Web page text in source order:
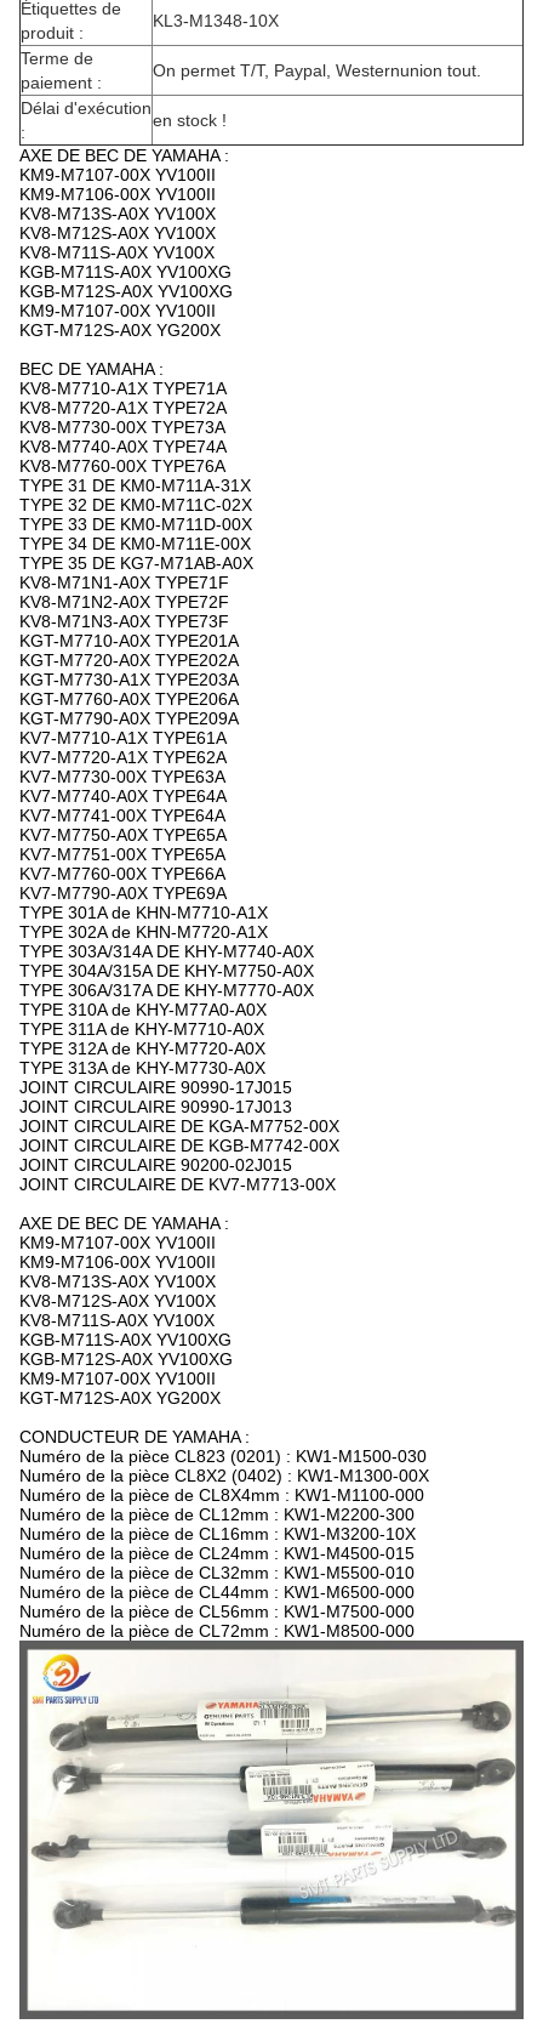
Étiquettes de
produit :
KL3-M1348-10X
Terme de
paiement :
On permet T/T, Paypal, Westernunion tout.
Délai d'exécution
:
en stock !
AXE DE BEC DE YAMAHA :
KM9-M7107-00X YV100II
KM9-M7106-00X YV100II
KV8-M713S-A0X YV100X
KV8-M712S-A0X YV100X
KV8-M711S-A0X YV100X
KGB-M711S-A0X YV100XG
KGB-M712S-A0X YV100XG
KM9-M7107-00X YV100II
KGT-M712S-A0X YG200X
BEC DE YAMAHA :
KV8-M7710-A1X TYPE71A
KV8-M7720-A1X TYPE72A
KV8-M7730-00X TYPE73A
KV8-M7740-A0X TYPE74A
KV8-M7760-00X TYPE76A
TYPE 31 DE KM0-M711A-31X
TYPE 32 DE KM0-M711C-02X
TYPE 33 DE KM0-M711D-00X
TYPE 34 DE KM0-M711E-00X
TYPE 35 DE KG7-M71AB-A0X
KV8-M71N1-A0X TYPE71F
KV8-M71N2-A0X TYPE72F
KV8-M71N3-A0X TYPE73F
KGT-M7710-A0X TYPE201A
KGT-M7720-A0X TYPE202A
KGT-M7730-A1X TYPE203A
KGT-M7760-A0X TYPE206A
KGT-M7790-A0X TYPE209A
KV7-M7710-A1X TYPE61A
KV7-M7720-A1X TYPE62A
KV7-M7730-00X TYPE63A
KV7-M7740-A0X TYPE64A
KV7-M7741-00X TYPE64A
KV7-M7750-A0X TYPE65A
KV7-M7751-00X TYPE65A
KV7-M7760-00X TYPE66A
KV7-M7790-A0X TYPE69A
TYPE 301A de KHN-M7710-A1X
TYPE 302A de KHN-M7720-A1X
TYPE 303A/314A DE KHY-M7740-A0X
TYPE 304A/315A DE KHY-M7750-A0X
TYPE 306A/317A DE KHY-M7770-A0X
TYPE 310A de KHY-M77A0-A0X
TYPE 311A de KHY-M7710-A0X
TYPE 312A de KHY-M7720-A0X
TYPE 313A de KHY-M7730-A0X
JOINT CIRCULAIRE 90990-17J015
JOINT CIRCULAIRE 90990-17J013
JOINT CIRCULAIRE DE KGA-M7752-00X
JOINT CIRCULAIRE DE KGB-M7742-00X
JOINT CIRCULAIRE 90200-02J015
JOINT CIRCULAIRE DE KV7-M7713-00X
AXE DE BEC DE YAMAHA :
KM9-M7107-00X YV100II
KM9-M7106-00X YV100II
KV8-M713S-A0X YV100X
KV8-M712S-A0X YV100X
KV8-M711S-A0X YV100X
KGB-M711S-A0X YV100XG
KGB-M712S-A0X YV100XG
KM9-M7107-00X YV100II
KGT-M712S-A0X YG200X
CONDUCTEUR DE YAMAHA :
Numéro de la pièce CL823 (0201) : KW1-M1500-030
Numéro de la pièce CL8X2 (0402) : KW1-M1300-00X
Numéro de la pièce de CL8X4mm : KW1-M1100-000
Numéro de la pièce de CL12mm : KW1-M2200-300
Numéro de la pièce de CL16mm : KW1-M3200-10X
Numéro de la pièce de CL24mm : KW1-M4500-015
Numéro de la pièce de CL32mm : KW1-M5500-010
Numéro de la pièce de CL44mm : KW1-M6500-000
Numéro de la pièce de CL56mm : KW1-M7500-000
Numéro de la pièce de CL72mm : KW1-M8500-000